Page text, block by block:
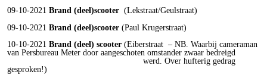
09-10-2021 Brand (deel)scooter (Lekstraat/Geulstraat)
09-10-2021 Brand (deel)scooter (Paul Krugerstraat)
10-10-2021 Brand (deel) scooter (Eiberstraat – NB. Waarbij cameraman
van Persbureau Meter door aangeschoten omstander zwaar bedreigd
werd. Over hufterig gedrag
gesproken!)